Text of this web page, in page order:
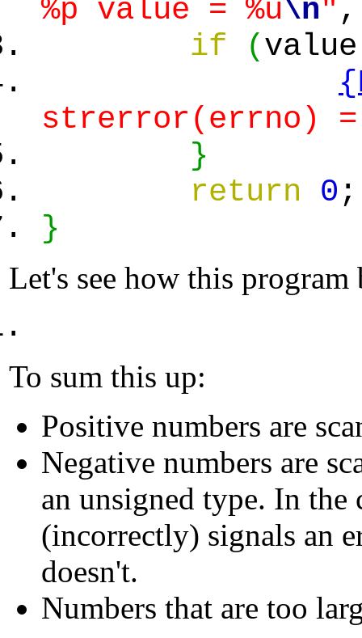
%p value = %u\n"
if
(value
strerror(errno) =
}
return
0 ;
}
Let's see how this
To sum this up:
Positive numbers are
Negative numbers are
an unsigned type. In the
(incorrectly) signals an
doesn't.
Numbers that are too